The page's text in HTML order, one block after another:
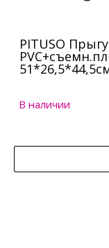
PITUSO
В наличии